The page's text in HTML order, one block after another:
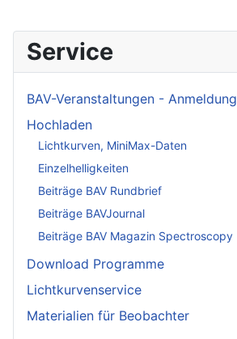
Service
BAV-Veranstaltungen - Anmeldung
Hochladen
Lichtkurven, MiniMax-Daten
Einzelhelligkeiten
Beiträge BAV Rundbrief
Beiträge BAVJournal
Beiträge BAV Magazin Spectroscopy
Download Programme
Lichtkurvenservice
Materialien für Beobachter